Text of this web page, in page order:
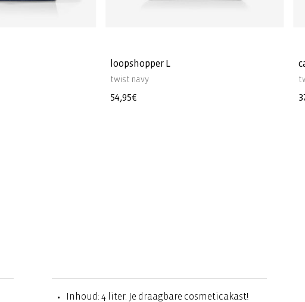
loopshopper L
twist navy
Normale
54,95€
Inhoud: 4 liter. Je draagbare cosmeticakast!